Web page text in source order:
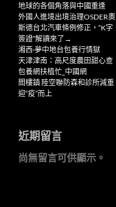
地球的各個角落與中國重逢
外國人進境出境治理OSDER奧
斯德台北汽車條例修正，“K字
簽證”解讀來了→
湘西·夢中地台包養行情獄
天津津南：高尺度農田甜心查
包養網扶植忙_中國網
閻樓鎮 陸空聯防森和診所減重
迎“疫”而上
近期留言
尚無留言可供顯示。